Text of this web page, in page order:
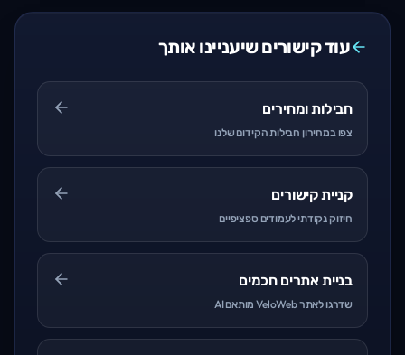
עוד קישורים שיעניינו אותך
חבילות ומחירים
צפו במחירון חבילות הקידום שלנו
קניית קישורים
חיזוק נקודתי לעמודים ספציפיים
בניית אתרים חכמים
שדרגו לאתר VeloWeb מותאם AI